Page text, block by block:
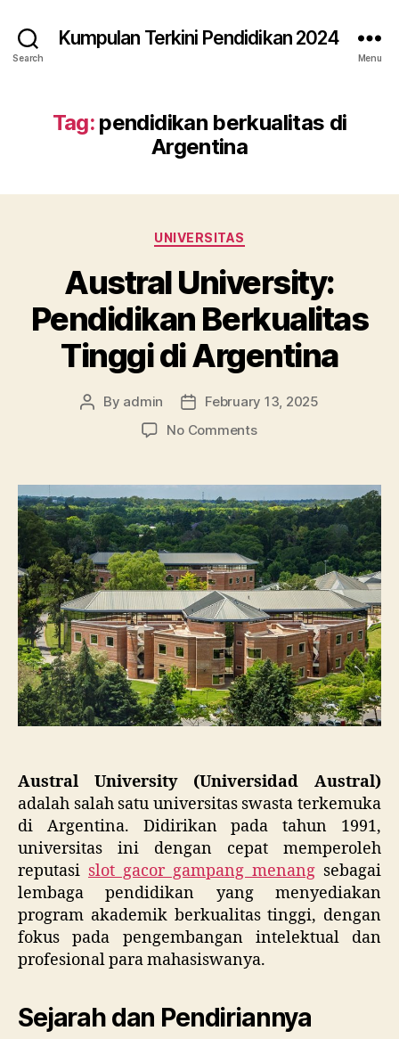
Search
Kumpulan Terkini Pendidikan 2024
Menu
Tag: pendidikan berkualitas di
Argentina
Categories
UNIVERSITAS
Austral University:
Pendidikan Berkualitas
Tinggi di Argentina
Post
By admin
Post
date
February 13, 2025
No Commentson
Pendidikan
Berkualitas
Tinggi
di
Argentina
Austral University (Universidad Austral)
adalah salah satu universitas swasta terkemuka
di Argentina. Didirikan pada tahun 1991,
universitas ini dengan cepat memperoleh
reputasi slot gacor gampang menang sebagai
lembaga pendidikan yang menyediakan
program akademik berkualitas tinggi, dengan
fokus pada pengembangan intelektual dan
profesional para mahasiswanya.
Sejarah dan Pendiriannya